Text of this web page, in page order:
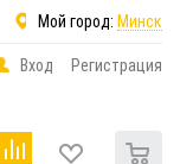
Мой город: Минск
Вход Регистрация